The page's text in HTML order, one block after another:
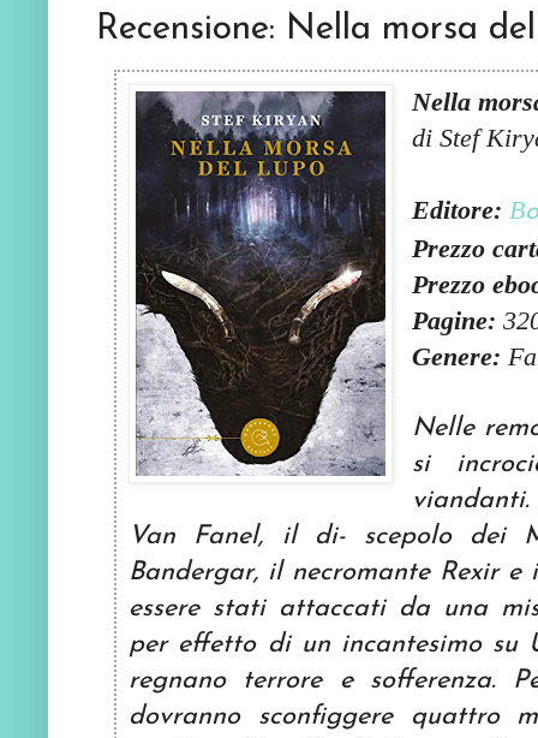
Recensione: Nella morsa
Nella
di Stef
Editore: B
Prezzo
Prezzo
Pagine:
Genere:
Nelle
si
Van Fanel, il di- scepolo dei
Bandergar, il necromante Rexir
essere stati attaccati da una
per effetto di un incantesimo su
regnano terrore e sofferenza.
dovranno sconfiggere quattro